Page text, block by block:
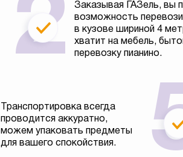
Заказывая ГАЗель, вы
возможность
в кузове шириной 4
хватит на мебель,
перевозку пианино.
Транспортировка всегда
проводится аккуратно,
можем упаковать предметы
для вашего спокойствия.